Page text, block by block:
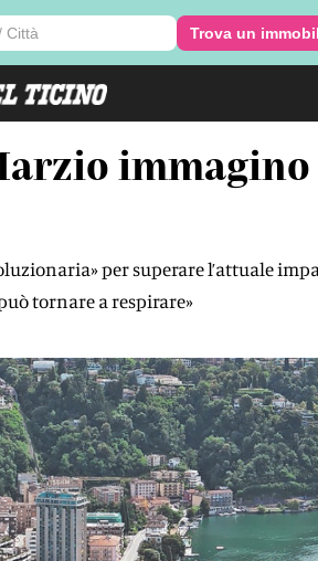
Trova un
per superare l’attuale
tornare a respirare»